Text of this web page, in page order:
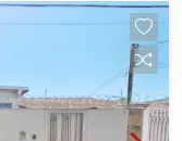
de inverno -
imobiliário
Locação e
1051 - Alto da